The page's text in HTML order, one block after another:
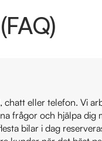
chatt eller telefon. Vi
frågor och hjälpa dig
bilar i dag